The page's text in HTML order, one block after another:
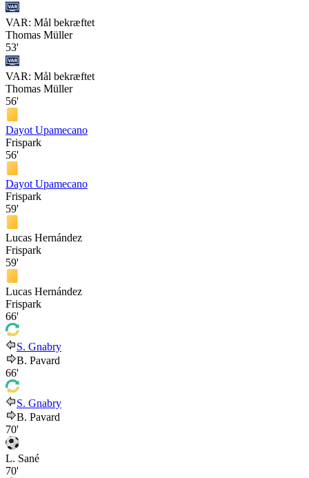
VAR: Mål bekræftet
Thomas Müller
53'
VAR: Mål bekræftet
Thomas Müller
56'
Dayot Upamecano
Frispark
56'
Dayot Upamecano
Frispark
59'
Lucas Hernández
Frispark
59'
Lucas Hernández
Frispark
66'
S. Gnabry
B. Pavard
66'
S. Gnabry
B. Pavard
70'
L. Sané
70'